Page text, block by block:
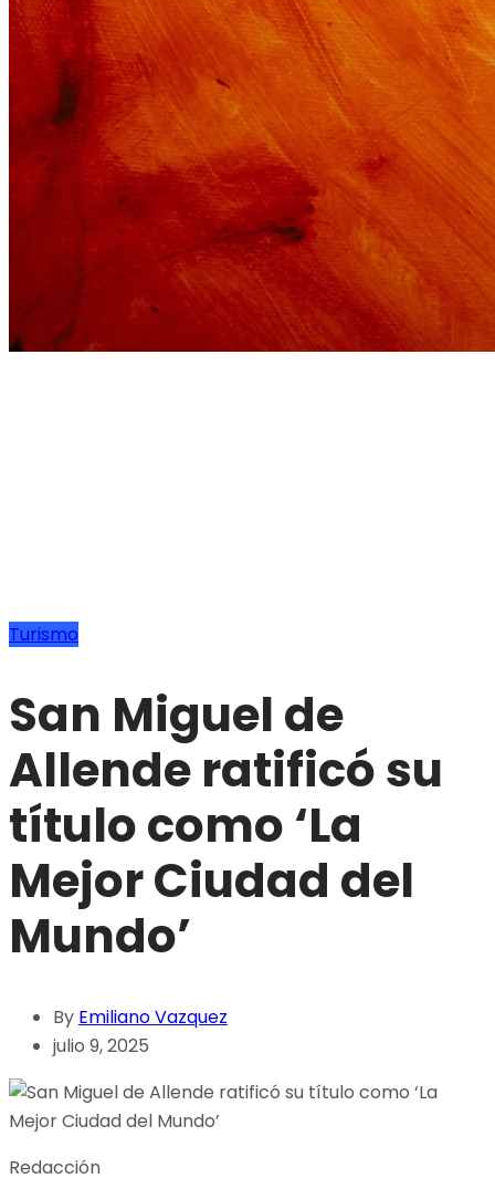
Turismo
San Miguel de
Allende ratificó su
título como ‘La
Mejor Ciudad del
Mundo’
By Emiliano Vazquez
julio 9, 2025
Redacción